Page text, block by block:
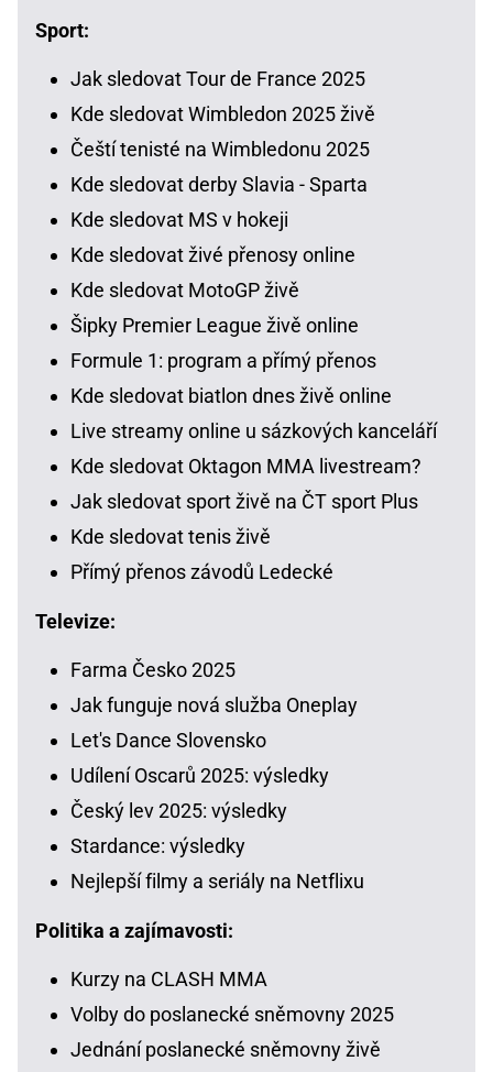
Sport:
Jak sledovat Tour de France 2025
Kde sledovat Wimbledon 2025 živě
Čeští tenisté na Wimbledonu 2025
Kde sledovat derby Slavia - Sparta
Kde sledovat MS v hokeji
Kde sledovat živé přenosy online
Kde sledovat MotoGP živě
Šipky Premier League živě online
Formule 1: program a přímý přenos
Kde sledovat biatlon dnes živě online
Live streamy online u sázkových kanceláří
Kde sledovat Oktagon MMA livestream?
Jak sledovat sport živě na ČT sport Plus
Kde sledovat tenis živě
Přímý přenos závodů Ledecké
Televize:
Farma Česko 2025
Jak funguje nová služba Oneplay
Let's Dance Slovensko
Udílení Oscarů 2025: výsledky
Český lev 2025: výsledky
Stardance: výsledky
Nejlepší filmy a seriály na Netflixu
Politika a zajímavosti:
Kurzy na CLASH MMA
Volby do poslanecké sněmovny 2025
Jednání poslanecké sněmovny živě